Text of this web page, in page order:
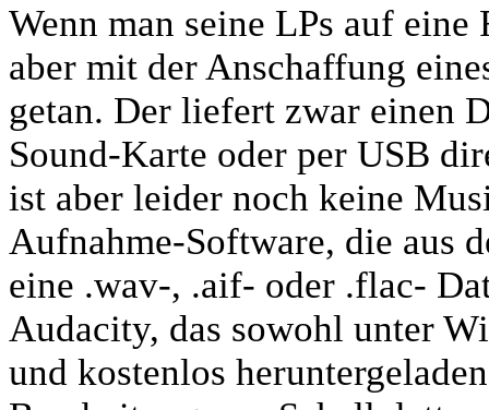
Wenn man seine LPs auf
aber mit der Anschaffung
getan. Der liefert zwar einen
Sound-Karte oder per USB
ist aber leider noch keine
Aufnahme-Software, die aus
eine .wav-, .aif- oder .flac-
Audacity, das sowohl unter
und kostenlos